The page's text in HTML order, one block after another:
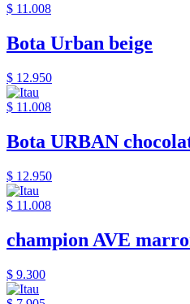
$ 11.008
Bota Urban beige
$ 12.950
$ 11.008
Bota URBAN
$ 12.950
$ 11.008
champion AVE
$ 9.300